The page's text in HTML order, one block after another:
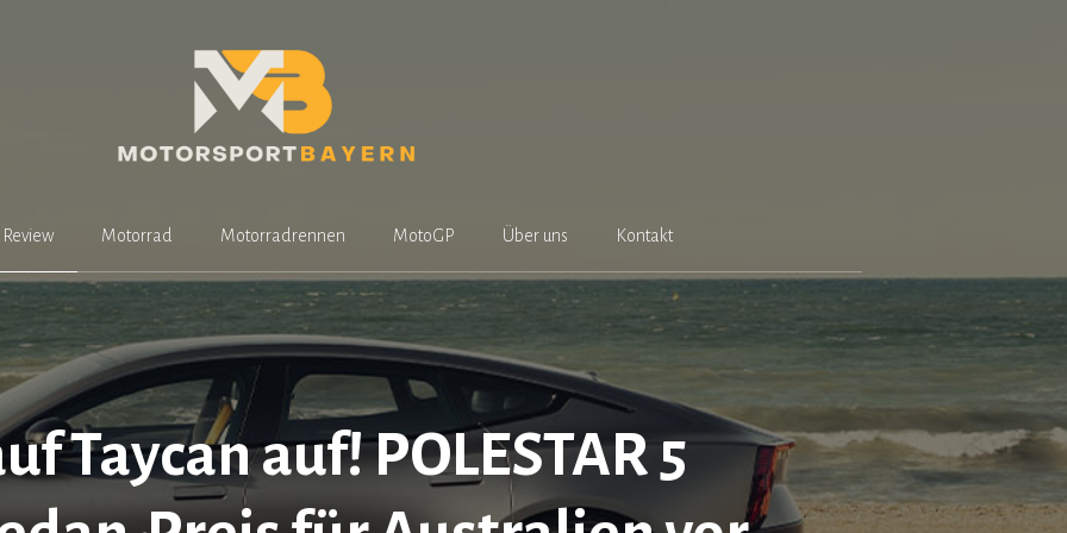
Review Motorrad Motorradrennen MotoGP Über uns Kontakt
Taycan auf! POLESTAR 5